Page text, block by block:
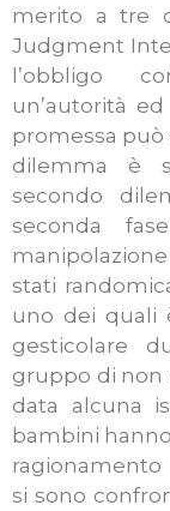
merito a tre
Judgment
l’obbligo
un’autorità
promessa può
dilemma è
secondo
seconda
stati
uno dei quali
gesticolare
gruppo di non
data alcuna
bambini
si sono